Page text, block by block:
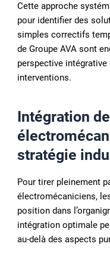
Cette approche
pour identifier des
simples correctifs
de Groupe AVA sont
perspective
interventions.
Intégration
stratégie
Pour tirer pleinement
électromécaniciens,
position dans
intégration optimale
au-delà des aspects